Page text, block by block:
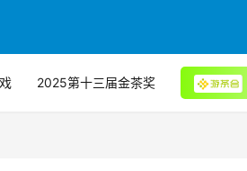
2025第十三届金茶奖